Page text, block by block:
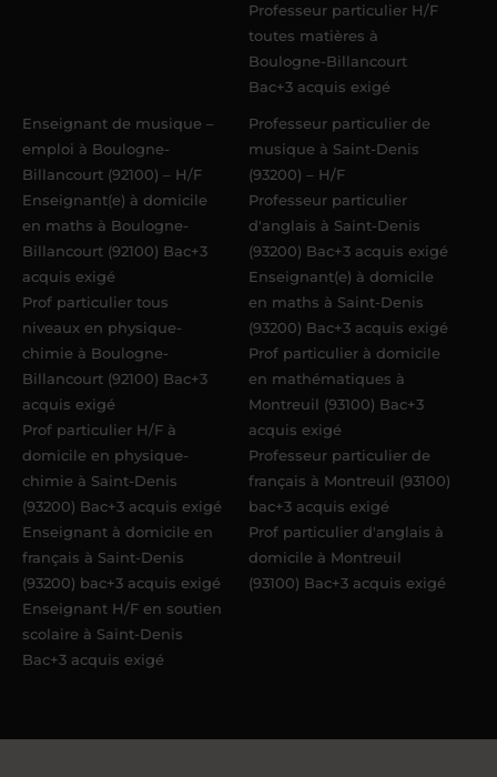
Professeur particulier H/F
toutes matières à
Boulogne-Billancourt
Bac+3 acquis exigé
Enseignant de musique –
emploi à Boulogne-
Billancourt (92100) – H/F
Enseignant(e) à domicile
en maths à Boulogne-
Billancourt (92100) Bac+3
acquis exigé
Prof particulier tous
niveaux en physique-
chimie à Boulogne-
Billancourt (92100) Bac+3
acquis exigé
Prof particulier H/F à
domicile en physique-
chimie à Saint-Denis
(93200) Bac+3 acquis exigé
Enseignant à domicile en
français à Saint-Denis
(93200) bac+3 acquis exigé
Enseignant H/F en soutien
scolaire à Saint-Denis
Bac+3 acquis exigé
Professeur particulier de
musique à Saint-Denis
(93200) – H/F
Professeur particulier
d'anglais à Saint-Denis
(93200) Bac+3 acquis exigé
Enseignant(e) à domicile
en maths à Saint-Denis
(93200) Bac+3 acquis exigé
Prof particulier à domicile
en mathématiques à
Montreuil (93100) Bac+3
acquis exigé
Professeur particulier de
français à Montreuil (93100)
bac+3 acquis exigé
Prof particulier d'anglais à
domicile à Montreuil
(93100) Bac+3 acquis exigé